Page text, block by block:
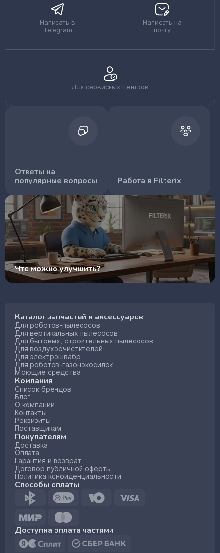
Написать в
Telegram
Написать на
почту
Для сервисных центров
Ответы на
популярные вопросы
Работа в Filterix
Что можно улучшить?
Каталог запчастей и аксессуаров
Для роботов-пылесосов
Для вертикальных пылесосов
Для бытовых, строительных пылесосов
Для воздухоочистителей
Для электрошвабр
Для роботов-газонокосилок
Моющие средства
Компания
Список брендов
Блог
О компании
Контакты
Реквизиты
Поставщикам
Покупателям
Доставка
Оплата
Гарантия и возврат
Договор публичной оферты
Политика конфиденциальности
Способы оплаты
Доступна оплата частями